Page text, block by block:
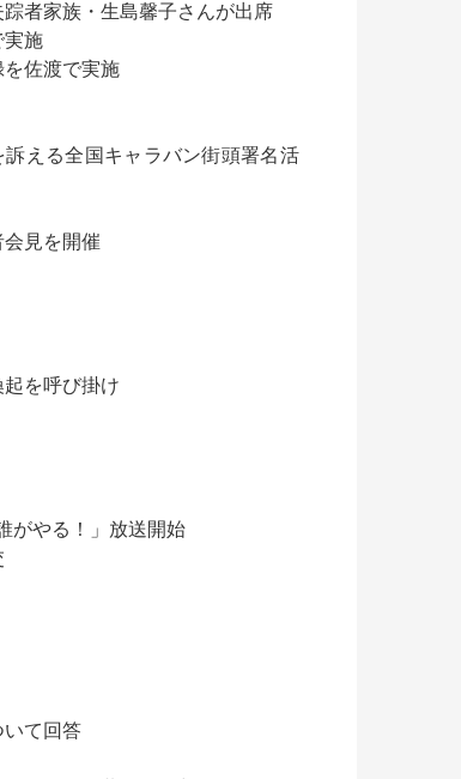
者家族・生島馨子さんが出席
施
佐渡で実施
える全国キャラバン街頭署名活
見を開催
を呼び掛け
やる！」放送開始
て回答